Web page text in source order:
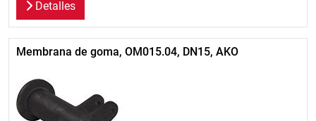
Detalles
Membrana de goma, OM015.04, DN15, AKO